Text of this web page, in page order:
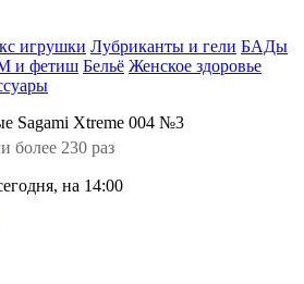
игрушки Лубриканты и гели БАДы
и фетиш Бельё Женское здоровье
Sagami Xtreme 004 №3
более 230 раз
на 14:00